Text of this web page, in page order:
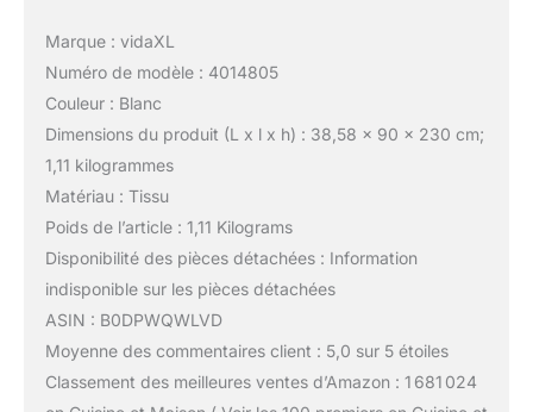
Marque : vidaXL
Numéro de modèle : 4014805
Couleur : Blanc
Dimensions du produit (L x l x h) : 38,58 x 90 x 230 cm;
1,11 kilogrammes
Matériau : Tissu
Poids de l’article : 1,11 Kilograms
Disponibilité des pièces détachées : Information
indisponible sur les pièces détachées
ASIN : B0DPWQWLVD
Moyenne des commentaires client : 5,0 sur 5 étoiles
Classement des meilleures ventes d’Amazon : 1 681 024